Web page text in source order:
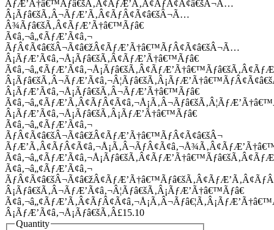
ÃƒÆ’Ã†â€™Ãƒâ€šÃ‚Â¢ÃƒÆ’Ã‚Â¢ÃƒÂ¢Ã¢â€šÂ¬Ã…
Â¡Ãƒâ€šÃ‚Â¬ÃƒÆ’Ã‚Â¢ÃƒÂ¢Ã¢â€šÂ¬Ã…
Â¾Ãƒâ€šÃ‚Â¢ÃƒÆ’Ã†â€™Ãƒâ€
Ã¢â‚¬â„¢ÃƒÆ’Ã¢â‚¬
ÃƒÂ¢Ã¢â€šÂ¬Ã¢â€žÂ¢ÃƒÆ’Ã†â€™ÃƒÂ¢Ã¢â€šÂ¬Ã…
Â¡ÃƒÆ’Ã¢â‚¬Å¡Ãƒâ€šÃ‚Â¢ÃƒÆ’Ã†â€™Ãƒâ€
Â¡ÃƒÆ’Ã¢â‚¬Å¡Ãƒâ€šÃ‚Â¬ÃƒÆ’Ã†â€™Ãƒâ€
Â¡ÃƒÆ’Ã¢â‚¬Å¡Ãƒâ€šÃ‚Â¡ÃƒÆ’Ã†â€™Ãƒâ€
Ã¢â‚¬â„¢ÃƒÆ’Ã¢â‚¬
ÃƒÂ¢Ã¢â€šÂ¬Ã¢â€žÂ¢ÃƒÆ’Ã†â€™ÃƒÂ¢Ã¢â€šÂ¬
Ã¢â‚¬â„¢ÃƒÆ’Ã¢â‚¬
Â¡Ãƒâ€šÃ‚Â¬ÃƒÆ’Ã¢â‚¬Â¦Ãƒâ€šÃ‚Â¡ÃƒÆ’Ã†â€™Ãƒâ€
Â¡ÃƒÆ’Ã¢â‚¬Å¡Ãƒâ€šÃ‚Â£15.10
Quantity